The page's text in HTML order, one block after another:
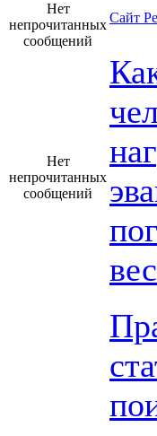
Нет
непрочитанных
сообщений
Сайт
Нет
непрочитанных
сообщений